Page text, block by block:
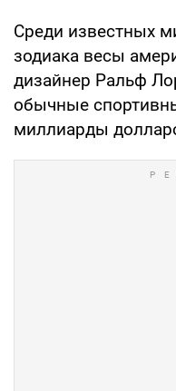
Среди известных
зодиака весы
дизайнер Ральф
обычные
миллиарды